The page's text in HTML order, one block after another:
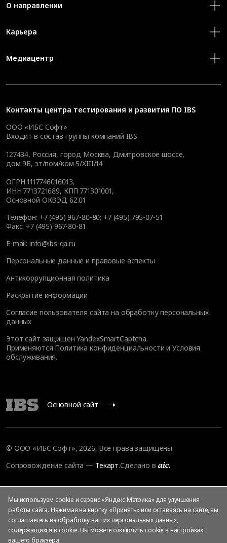
Контакты центра тестирования и развития ПО IBS
ООО «ИБС Софт»
Входит в состав группы компаний IBS
127434, Россия, город Москва, Дмитровское шоссе,
дом 9Б, эт/пом/ком 5/XIII/14
ОГРН 1117746016013,
ИНН 7713721689, КПП 771301001,
Основной ОКВЭД 62.01
Телефон: +7 (495) 967-80-80; +7 (495) 795-07-51
Факс: +7 (495) 967-80-81
E-mail: info@ibs-qa.ru
Персональные данные и правовые аспекты
Антикоррупционная политика
Раскрытие информации
Согласие пользователя сайта на обработку персональных
данных
Этот сайт защищен YandexSmartCaptcha.
Применяются Политика конфиденциальности иУсловия
обслуживания.
О направлении
Карьера
Медиацентр
Основной сайт
© ООО «ИБС Софт», 2026. Все права защищены
Сопровождение сайта — Текарт.Сделано в
Мы используем cookie и сервис «Яндекс.Метрика» для улучшения
работы сайта. Нажимая на кнопку «Принять» или оставаясь на сайте, вы
соглашаетесь на обработку ваших персональных данных,
содержащихся в cookie. Вы можете отключить cookie в настройках
вашего браузера